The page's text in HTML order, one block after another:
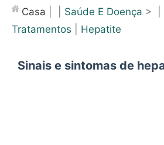
Saúde
Casa Saúde E Doença > |
Tratamentos
Hepatite
Sinais e sintomas de